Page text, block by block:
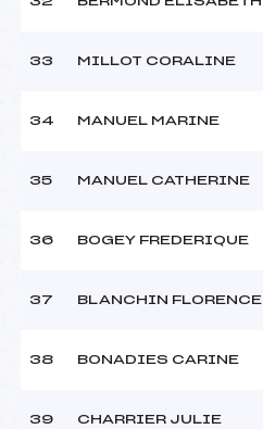
33 MILLOT CORALINE
34 MANUEL MARINE
35 MANUEL CATHERINE
36 BOGEY FREDERIQUE
37 BLANCHIN FLORENCE
38 BONADIES CARINE
39 CHARRIER JULIE